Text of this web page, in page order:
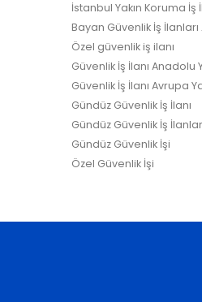
İstanbul Yakın Koruma İş
Bayan Güvenlik İş İlanları
Özel güvenlik iş ilanı
Güvenlik İş İlanı Anadolu
Güvenlik İş İlanı Avrupa
Gündüz Güvenlik İş İlanı
Gündüz Güvenlik İş
Gündüz Güvenlik İşi
Özel Güvenlik İşi